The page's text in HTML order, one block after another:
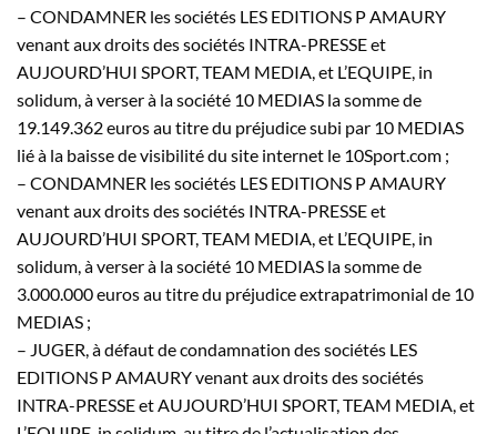
– CONDAMNER les sociétés LES EDITIONS P AMAURY
venant aux droits des sociétés INTRA-PRESSE et
AUJOURD’HUI SPORT, TEAM MEDIA, et L’EQUIPE, in
solidum, à verser à la société 10 MEDIAS la somme de
19.149.362 euros au titre du préjudice subi par 10 MEDIAS
lié à la baisse de visibilité du site internet le 10Sport.com ;
– CONDAMNER les sociétés LES EDITIONS P AMAURY
venant aux droits des sociétés INTRA-PRESSE et
AUJOURD’HUI SPORT, TEAM MEDIA, et L’EQUIPE, in
solidum, à verser à la société 10 MEDIAS la somme de
3.000.000 euros au titre du préjudice extrapatrimonial de 10
MEDIAS ;
– JUGER, à défaut de condamnation des sociétés LES
EDITIONS P AMAURY venant aux droits des sociétés
INTRA-PRESSE et AUJOURD’HUI SPORT, TEAM MEDIA, et